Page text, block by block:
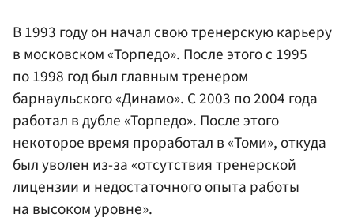
В 1993 году он начал свою тренерскую карьеру
в московском «Торпедо». После этого с 1995
по 1998 год был главным тренером
барнаульского «Динамо». С 2003 по 2004 года
работал в дубле «Торпедо». После этого
некоторое время проработал в «Томи», откуда
был уволен из-за «отсутствия тренерской
лицензии и недостаточного опыта работы
на высоком уровне».